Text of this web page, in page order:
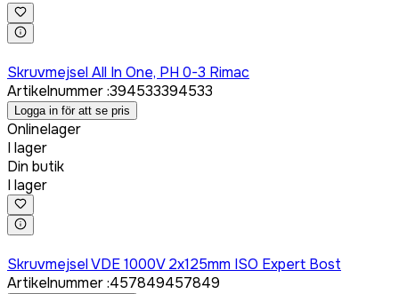
Skruvmejsel All In One, PH 0-3 Rimac
Artikelnummer:394533394533
Logga in för att se pris
Onlinelager
I lager
Din butik
I lager
Skruvmejsel VDE 1000V 2x125mm ISO Expert Bost
Artikelnummer:457849457849